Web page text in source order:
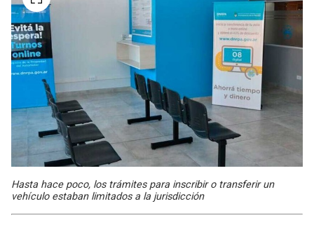
Hasta hace poco, los trámites para inscribir o transferir un
vehículo estaban limitados a la jurisdicción